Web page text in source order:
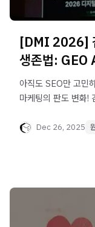
[DMI 2026]
생존법: GEO
아직도 SEO만 고민
마케팅의 판도 변화!
원더스랩 블로그에
Dec 26, 2025